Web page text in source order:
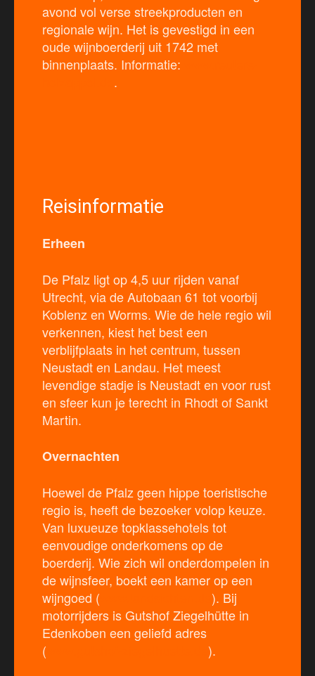
avond vol verse streekproducten en
regionale wijn. Het is gevestigd in een
oude wijnboerderij uit 1742 met
binnenplaats. Informatie:
.
Reisinformatie
Erheen
De Pfalz ligt op 4,5 uur rijden vanaf
Utrecht, via de Autobaan 61 tot voorbij
Koblenz en Worms. Wie de hele regio wil
verkennen, kiest het best een
verblijfplaats in het centrum, tussen
Neustadt en Landau. Het meest
levendige stadje is Neustadt en voor rust
en sfeer kun je terecht in Rhodt of Sankt
Martin.
Overnachten
Hoewel de Pfalz geen hippe toeristische
regio is, heeft de bezoeker volop keuze.
Van luxueuze topklassehotels tot
eenvoudige onderkomens op de
boerderij. Wie zich wil onderdompelen in
de wijnsfeer, boekt een kamer op een
wijngoed (
). Bij
motorrijders is Gutshof Ziegelhütte in
Edenkoben een geliefd adres
(
).